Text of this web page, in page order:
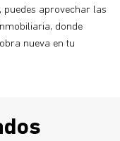
puedes aprovechar las
donde
nueva en tu